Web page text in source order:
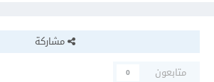
مشاركة
متابعون
0